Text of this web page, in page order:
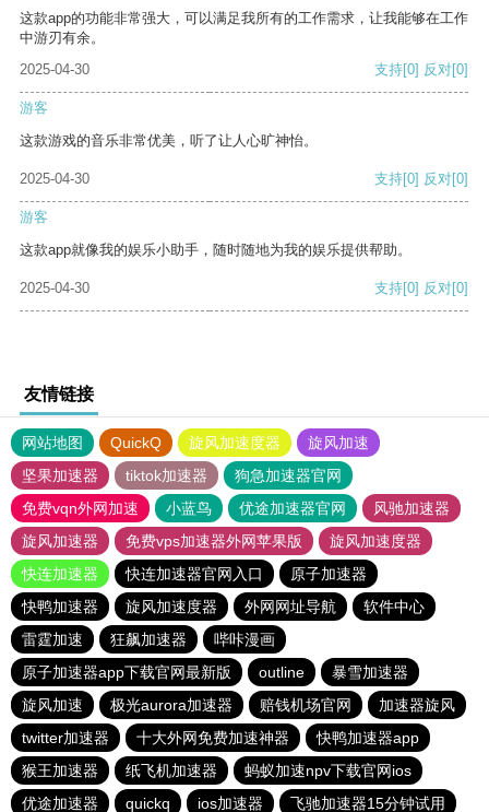
这款app的功能非常强大，可以满足我所有的工作需求，让我能够在工作
中游刃有余。
2025-04-30
支持[0] 反对[0]
游客
这款游戏的音乐非常优美，听了让人心旷神怡。
2025-04-30 支持[0] 反对[0]
游客
这款app就像我的娱乐小助手，随时随地为我的娱乐提供帮助。
2025-04-30 支持[0] 反对[0]
友情链接
网站地图 QuickQ 旋风加速度器
旋风加速
坚果加速器
tiktok加速器
狗急加速器官网
免费vqn外网加速
小蓝鸟 优途加速器官网
风驰加速器
旋风加速器
免费vps加速器外网苹果版
旋风加速度器
快连加速器
快连加速器官网入口
原子加速器
快鸭加速器
旋风加速度器 外网网址导航
软件中心
雷霆加速
狂飙加速器
哔咔漫画
原子加速器app下载官网最新版
outline
暴雪加速器
旋风加速
极光aurora加速器 赔钱机场官网
加速器旋风
twitter加速器
十大外网免费加速神器
快鸭加速器app
猴王加速器
纸飞机加速器
蚂蚁加速npv下载官网ios
优途加速器
quickq ios加速器 飞驰加速器15分钟试用